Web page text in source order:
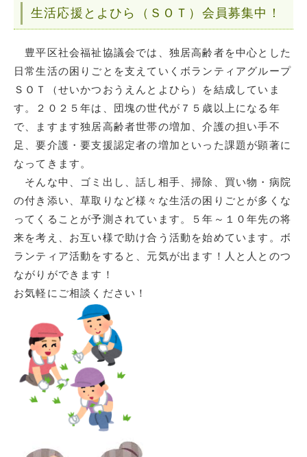
生活応援とよひら（ＳＯＴ）会員募集中！
豊平区社会福祉協議会では、独居高齢者を中心とした
日常生活の困りごとを支えていくボランティアグループ
ＳＯＴ（せいかつおうえんとよひら）を結成していま
す。２０２５年は、団塊の世代が７５歳以上になる年
で、ますます独居高齢者世帯の増加、介護の担い手不
足、要介護・要支援認定者の増加といった課題が顕著に
なってきます。
そんな中、ゴミ出し、話し相手、掃除、買い物・病院
の付き添い、草取りなど様々な生活の困りごとが多くな
ってくることが予測されています。５年～１０年先の将
来を考え、お互い様で助け合う活動を始めています。ボ
ランティア活動をすると、元気が出ます！人と人とのつ
ながりができます！
お気軽にご相談ください！